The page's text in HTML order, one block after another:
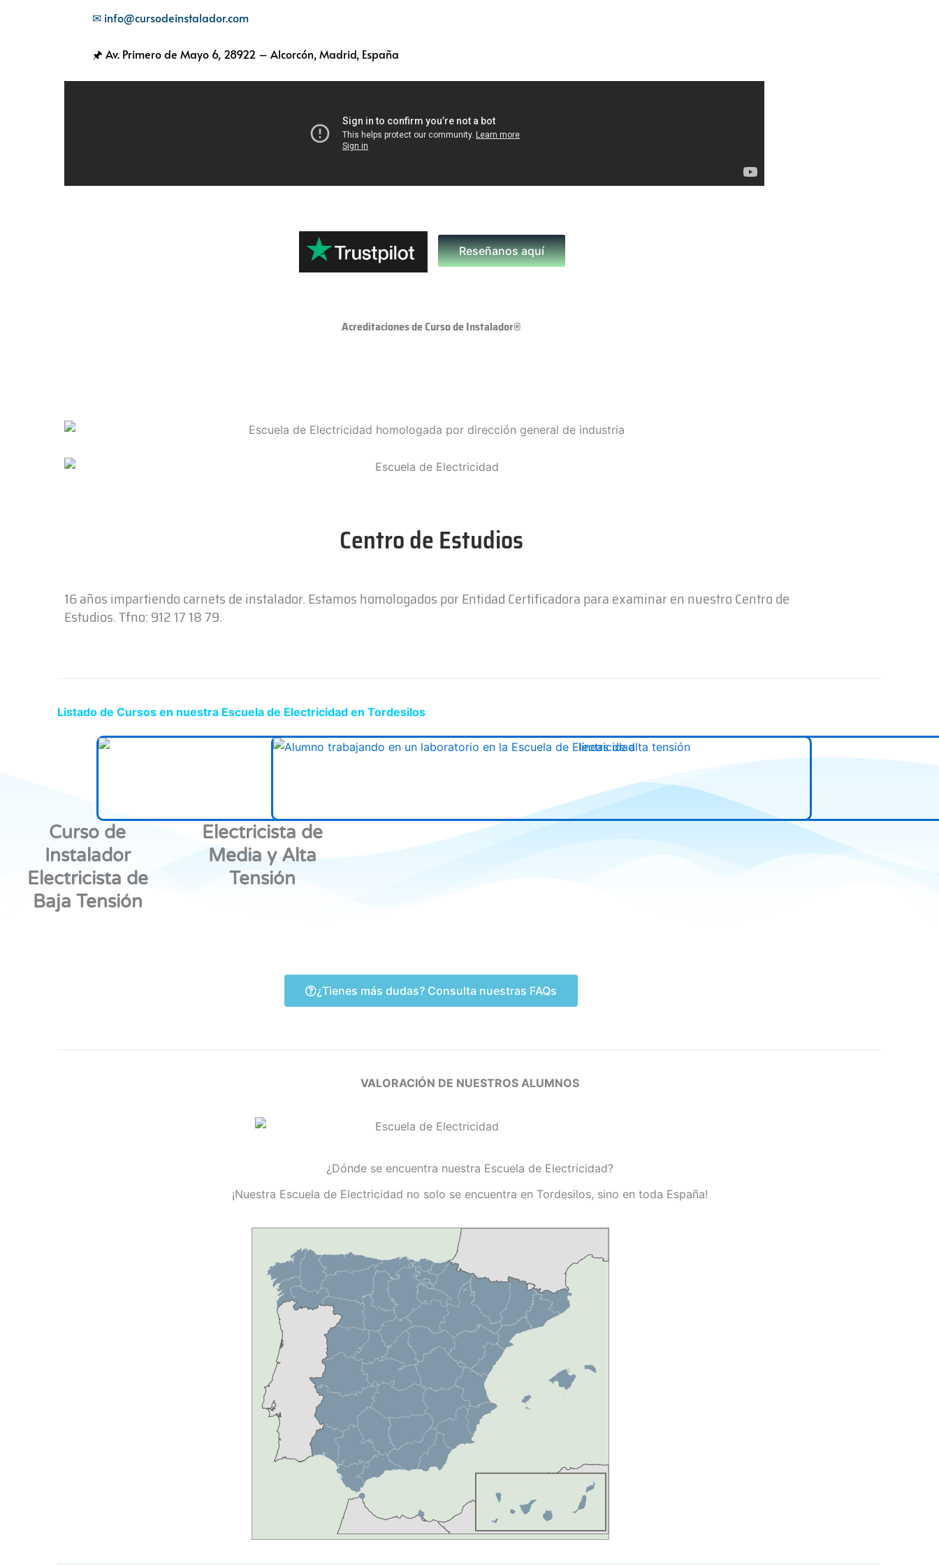
✉ info@cursodeinstalador.com
🖈 Av. Primero de Mayo 6, 28922 – Alcorcón, Madrid, España
Reseñanos aquí
Acreditaciones de Curso de Instalador®
Centro de Estudios
16 años impartiendo carnets de instalador. Estamos homologados por Entidad Certificadora para examinar en nuestro Centro de
Estudios. Tfno: 912 17 18 79.
Listado de Cursos en nuestra Escuela de Electricidad en Tordesilos
Curso de
Instalador
Electricista de
Baja Tensión
Electricista de
Media y Alta
Tensión
¿Tienes más dudas? Consulta nuestras FAQs
VALORACIÓN DE NUESTROS ALUMNOS
¿Dónde se encuentra nuestra Escuela de Electricidad?
¡Nuestra Escuela de Electricidad no solo se encuentra en Tordesilos, sino en toda España!